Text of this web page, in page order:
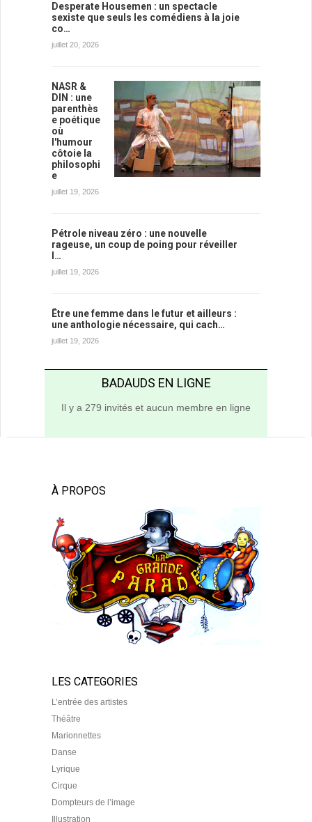
Desperate Housemen : un spectacle
sexiste que seuls les comédiens à la joie
co…
juillet 20, 2026
NASR &
DIN : une
parenthès
e poétique
où
l'humour
côtoie la
philosophi
e
juillet 19, 2026
Pétrole niveau zéro : une nouvelle
rageuse, un coup de poing pour réveiller
l…
juillet 19, 2026
Être une femme dans le futur et ailleurs :
une anthologie nécessaire, qui cach…
juillet 19, 2026
BADAUDS EN LIGNE
Il y a 279 invités et aucun membre en ligne
À PROPOS
LES CATEGORIES
L’entrée des artistes
Théâtre
Marionnettes
Danse
Lyrique
Cirque
Dompteurs de l’image
Illustration